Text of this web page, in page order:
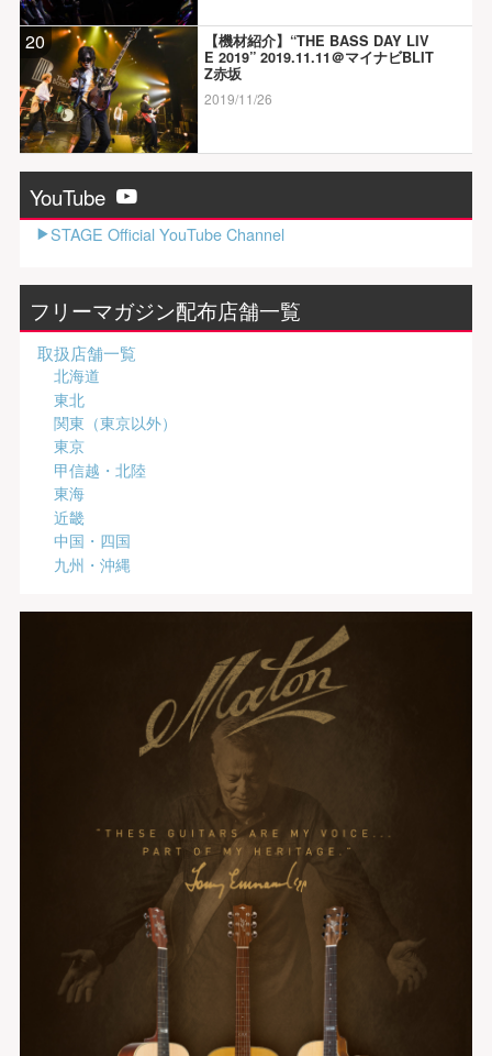
20
【機材紹介】“THE BASS DAY LIV
E 2019” 2019.11.11＠マイナビBLIT
Z赤坂
2019/11/26
YouTube
STAGE Official YouTube Channel
フリーマガジン配布店舗一覧
取扱店舗一覧
北海道
東北
関東（東京以外）
東京
甲信越・北陸
東海
近畿
中国・四国
九州・沖縄